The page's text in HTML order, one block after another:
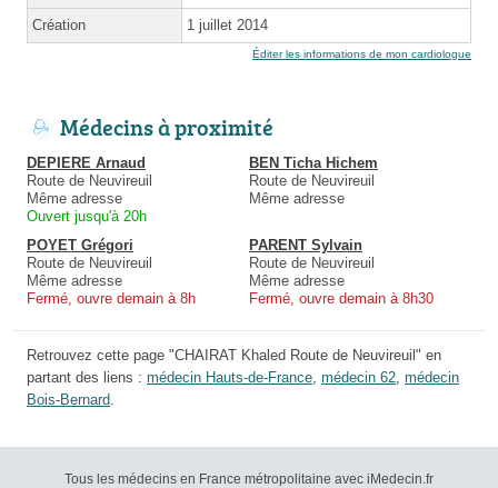
Création 1 juillet 2014
Éditer les informations de mon cardiologue
Médecins à proximité
DEPIERE Arnaud
Route de Neuvireuil
Même adresse
Ouvert jusqu'à 20h
BEN Ticha Hichem
Route de Neuvireuil
Même adresse
POYET Grégori
Route de Neuvireuil
Même adresse
Fermé, ouvre demain à 8h
PARENT Sylvain
Route de Neuvireuil
Même adresse
Fermé, ouvre demain à 8h30
Retrouvez cette page "CHAIRAT Khaled Route de Neuvireuil" en
partant des liens : médecin Hauts-de-France médecin 62 médecin
Bois-Bernard
Tous les médecins en France métropolitaine avec iMedecin.fr